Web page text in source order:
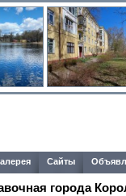
Сайты
города